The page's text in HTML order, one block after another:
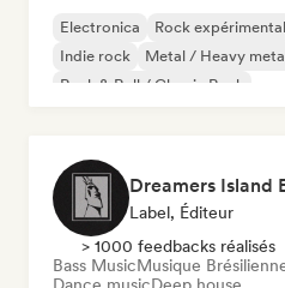
Electronica Rock expérimental
Indie rock
Metal / Heavy
Rock & Roll / Classic Rock
Dreamers Island
Label, Éditeur
> 1000 feedbacks réalisés
Bass MusicMusique